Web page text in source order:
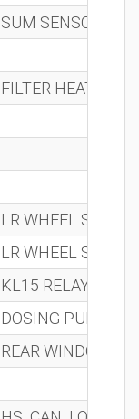
SUM SENSOR
FILTER HEATED
LR WHEEL
LR WHEEL
KL15 RELAY
DOSING PUMP
REAR WINDOW